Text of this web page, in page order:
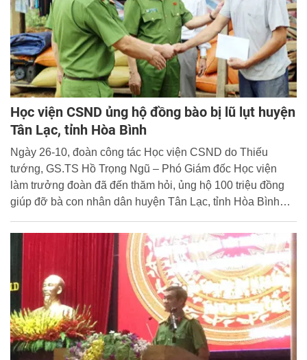
Học viện CSND ủng hộ đồng bào bị lũ lụt huyện
Tân Lạc, tỉnh Hòa Bình
Ngày 26-10, đoàn công tác Học viện CSND do Thiếu
tướng, GS.TS Hồ Trọng Ngũ – Phó Giám đốc Học viện
làm trưởng đoàn đã đến thăm hỏi, ủng hộ 100 triệu đồng
giúp đỡ bà con nhân dân huyện Tân Lạc, tỉnh Hòa Bình